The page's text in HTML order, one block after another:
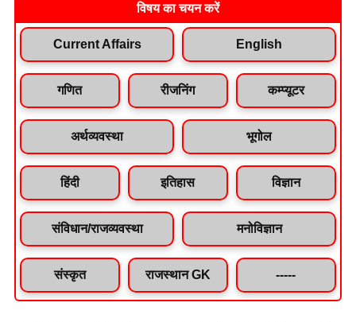
विषय का चयन करें
Current Affairs English
गणित रीजनिंग कम्प्यूटर
अर्थव्यवस्था भूगोल
हिंदी इतिहास विज्ञान
संविधान/राजव्यवस्था मनोविज्ञान
संस्कृत राजस्थान GK -----